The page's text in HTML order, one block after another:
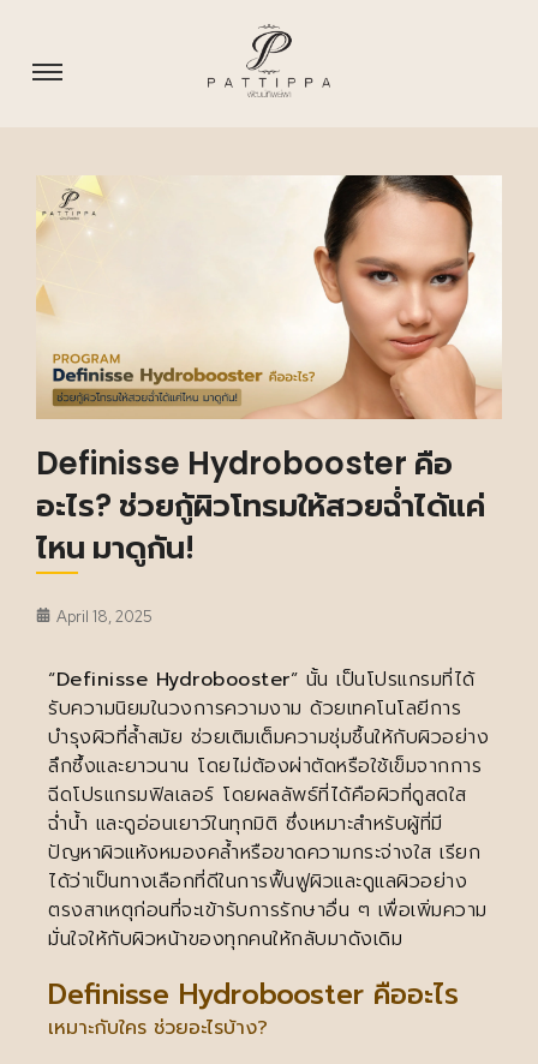
Definisse Hydrobooster คือ
อะไร? ช่วยกู้ผิวโทรมให้สวยฉ่ำได้แค่
ไหน มาดูกัน!
April 18, 2025
“Definisse Hydrobooster” นั้น เป็นโปรแกรมที่ได้
รับความนิยมในวงการความงาม ด้วยเทคโนโลยีการ
บำรุงผิวที่ล้ำสมัย ช่วยเติมเต็มความชุ่มชื้นให้กับผิวอย่าง
ลึกซึ้งและยาวนาน โดยไม่ต้องผ่าตัดหรือใช้เข็มจากการ
ฉีดโปรแกรมฟิลเลอร์ โดยผลลัพธ์ที่ได้คือผิวที่ดูสดใส
ฉ่ำน้ำ และดูอ่อนเยาว์ในทุกมิติ ซึ่งเหมาะสำหรับผู้ที่มี
ปัญหาผิวแห้งหมองคล้ำหรือขาดความกระจ่างใส เรียก
ได้ว่าเป็นทางเลือกที่ดีในการฟื้นฟูผิวและดูแลผิวอย่าง
ตรงสาเหตุก่อนที่จะเข้ารับการรักษาอื่น ๆ เพื่อเพิ่มความ
มั่นใจให้กับผิวหน้าของทุกคนให้กลับมาดังเดิม
Definisse Hydrobooster คืออะไร
เหมาะกับใคร ช่วยอะไรบ้าง?